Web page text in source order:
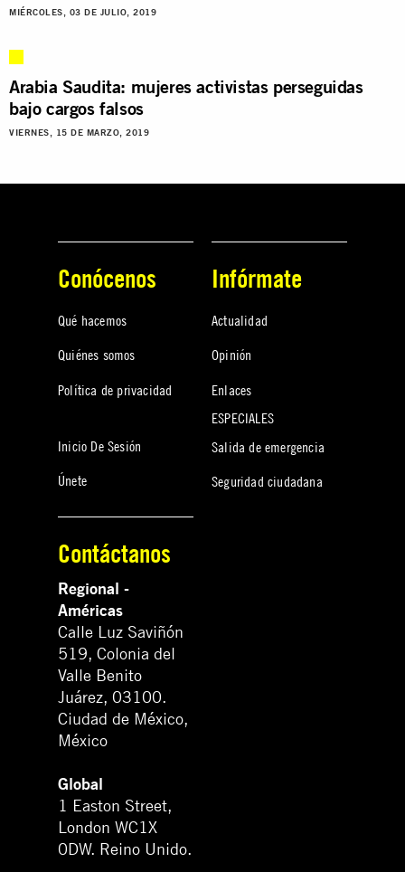
MIÉRCOLES, 03 DE JULIO, 2019
Arabia Saudita: mujeres activistas perseguidas
bajo cargos falsos
VIERNES, 15 DE MARZO, 2019
Conócenos
Qué hacemos
Quiénes somos
Política de privacidad
Inicio De Sesión
Únete
Infórmate
Actualidad
Opinión
Enlaces
ESPECIALES
Salida de emergencia
Seguridad ciudadana
Contáctanos
Regional -
Américas
Calle Luz Saviñón
519, Colonia del
Valle Benito
Juárez, 03100.
Ciudad de México,
México
Global
1 Easton Street,
London WC1X
0DW. Reino Unido.